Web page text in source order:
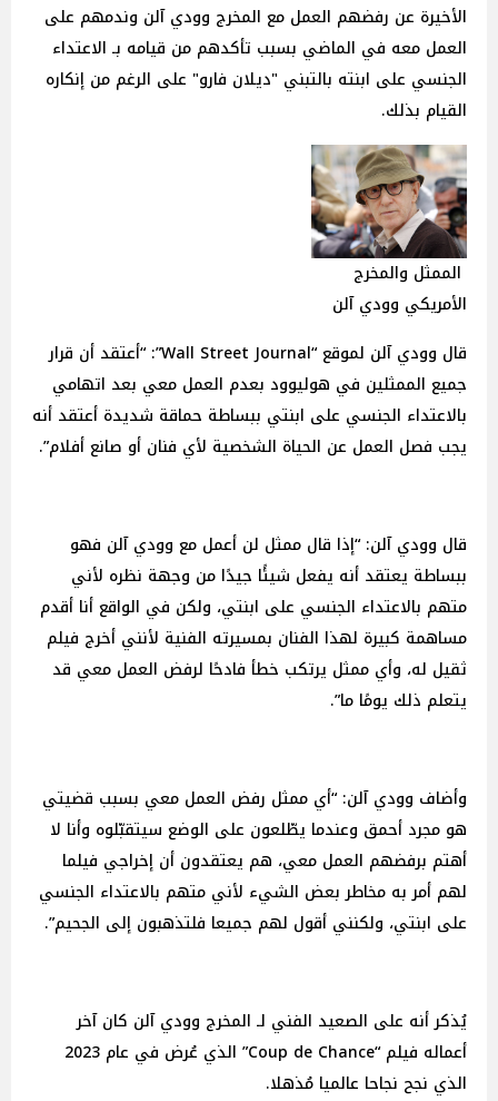
الأخيرة عن رفضهم العمل مع المخرج وودي آلن وندمهم على
العمل معه في الماضي بسبب تأكدهم من قيامه بـ الاعتداء
الجنسي على ابنته بالتبني "ديلان فارو" على الرغم من إنكاره
القيام بذلك.
الممثل والمخرج
الأمريكي وودي آلن
قال وودي آلن لموقع “Wall Street Journal”: “أعتقد أن قرار
جميع الممثلين في هوليوود بعدم العمل معي بعد اتهامي
بالاعتداء الجنسي على ابنتي ببساطة حماقة شديدة أعتقد أنه
يجب فصل العمل عن الحياة الشخصية لأي فنان أو صانع أفلام”.
قال وودي آلن: “إذا قال ممثل لن أعمل مع وودي آلن فهو
ببساطة يعتقد أنه يفعل شيئًا جيدًا من وجهة نظره لأني
متهم بالاعتداء الجنسي على ابنتي، ولكن في الواقع أنا أقدم
مساهمة كبيرة لهذا الفنان بمسيرته الفنية لأنني أخرج فيلم
ثقيل له، وأي ممثل يرتكب خطأ فادحًا لرفض العمل معي قد
يتعلم ذلك يومًا ما”.
وأضاف وودي آلن: “أي ممثل رفض العمل معي بسبب قضيتي
هو مجرد أحمق وعندما يطّلعون على الوضع سيتقبّلوه وأنا لا
أهتم برفضهم العمل معي، هم يعتقدون أن إخراجي فيلما
لهم أمر به مخاطر بعض الشيء لأني متهم بالاعتداء الجنسي
على ابنتي، ولكنني أقول لهم جميعا فلتذهبون إلى الجحيم”.
يُذكر أنه على الصعيد الفني لـ المخرج وودي آلن كان آخر
أعماله فيلم “Coup de Chance” الذي عُرض في عام 2023
الذي نجح نجاحا عالميا مُذهلا.